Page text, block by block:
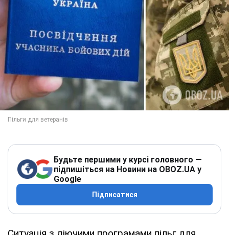
Будьте першими у курсі головного —
підпишіться на Новини на OBOZ.UA у
Google
Підписатися